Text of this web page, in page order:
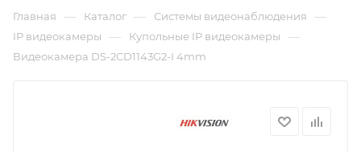
Главная — Каталог — Системы видеонаблюдения —
IP видеокамеры — Купольные IP видеокамеры —
Видеокамера DS-2CD1143G2-I 4mm